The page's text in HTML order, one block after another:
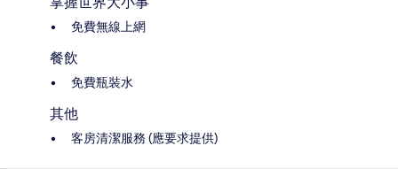
免費無線上網
餐飲
免費瓶裝水
其他
客房清潔服務 (應要求提供)